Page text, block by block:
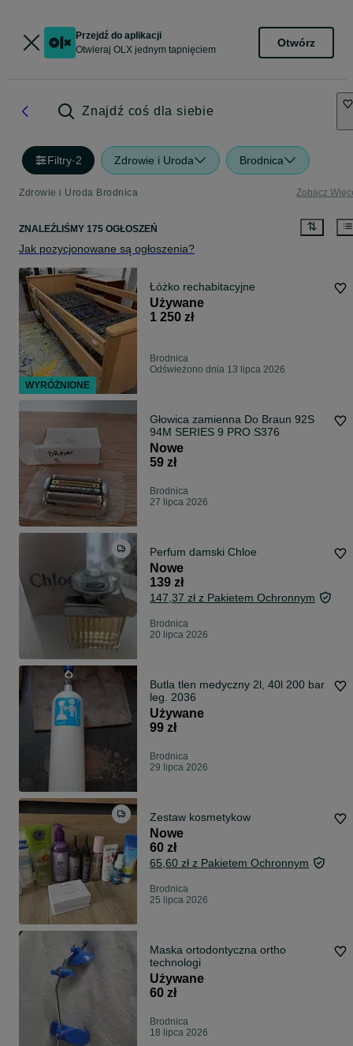
Przejdź do aplikacji
Otwieraj OLX jednym tapnięciem
Otwórz
Znajdź coś dla siebie
Filtry·2 Zdrowie i Uroda Brodnica
Zdrowie i Uroda Brodnica Zobacz
ZNALEŹLIŚMY 175 OGŁOSZEŃ
Jak pozycjonowane są ogłoszenia?
Łóżko rechabitacyjne
Używane
1 250 zł
Brodnica
Odświeżono dnia 13 lipca 2026
Głowica zamienna Do Braun 92S
94M SERIES 9 PRO S376
Nowe
59 zł
Brodnica
27 lipca 2026
Perfum damski Chloe
Nowe
139 zł
147,37 zł z Pakietem Ochronnym
Brodnica
20 lipca 2026
Butla tlen medyczny 2l, 40l 200 bar
leg. 2036
Używane
99 zł
Brodnica
29 lipca 2026
Zestaw kosmetykow
Nowe
60 zł
65,60 zł z Pakietem Ochronnym
Brodnica
25 lipca 2026
Maska ortodontyczna ortho
technologi
Używane
60 zł
Brodnica
18 lipca 2026
WYRÓŻNIONE